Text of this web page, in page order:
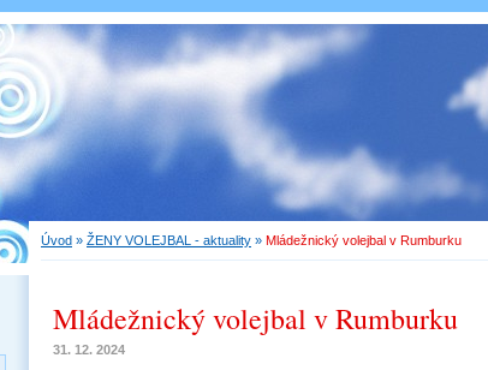
Úvod » ŽENY VOLEJBAL - aktuality » Mládežnický volejbal v Rumburku
Mládežnický volejbal v Rumburku
31. 12. 2024